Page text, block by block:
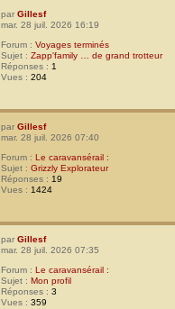
parGillesf
mar. 28 juil. 2026 16:19
Forum :Voyages terminés
Sujet :Zapp'family … de grand trotteur
Réponses : 1
Vues :204
parGillesf
mar. 28 juil. 2026 07:40
Forum :Le caravansérail :
Sujet :Grizzly Explorateur
Réponses : 19
Vues : 1424
parGillesf
mar. 28 juil. 2026 07:35
Forum :Le caravansérail :
Sujet :Mon profil
Réponses :3
Vues :359